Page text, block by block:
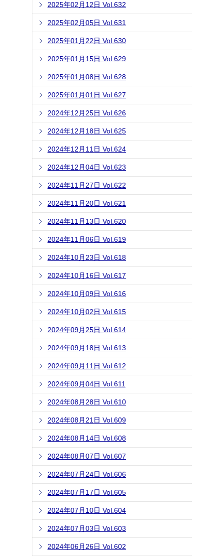
2025年02月12日 Vol.632
2025年02月05日 Vol.631
2025年01月22日 Vol.630
2025年01月15日 Vol.629
2025年01月08日 Vol.628
2025年01月01日 Vol.627
2024年12月25日 Vol.626
2024年12月18日 Vol.625
2024年12月11日 Vol.624
2024年12月04日 Vol.623
2024年11月27日 Vol.622
2024年11月20日 Vol.621
2024年11月13日 Vol.620
2024年11月06日 Vol.619
2024年10月23日 Vol.618
2024年10月16日 Vol.617
2024年10月09日 Vol.616
2024年10月02日 Vol.615
2024年09月25日 Vol.614
2024年09月18日 Vol.613
2024年09月11日 Vol.612
2024年09月04日 Vol.611
2024年08月28日 Vol.610
2024年08月21日 Vol.609
2024年08月14日 Vol.608
2024年08月07日 Vol.607
2024年07月24日 Vol.606
2024年07月17日 Vol.605
2024年07月10日 Vol.604
2024年07月03日 Vol.603
2024年06月26日 Vol.602